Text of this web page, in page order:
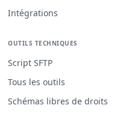
Intégrations
OUTILS TECHNIQUES
Script SFTP
Tous les outils
Schémas libres de droits